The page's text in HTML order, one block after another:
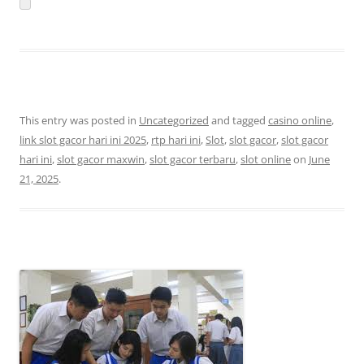
This entry was posted in Uncategorized and tagged casino online,
link slot gacor hari ini 2025, rtp hari ini,Slot,slot gacor,slot gacor
hari ini,slot gacor maxwin,slot gacor terbaru,slot onlineon June
21, 2025.